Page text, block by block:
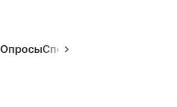
ОпросыСпецпроекты